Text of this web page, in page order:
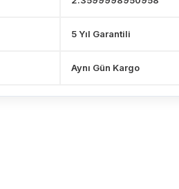
5 Yıl Garantili
Aynı Gün Kargo